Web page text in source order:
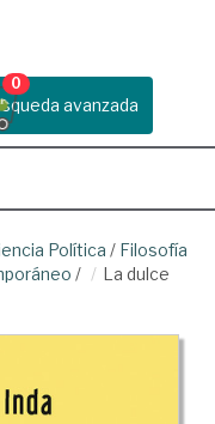
avanzada
0
Política / Filosofía
/
La dulce